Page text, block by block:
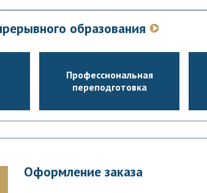
образования
Профессиональная
переподготовка
Оформление заказа